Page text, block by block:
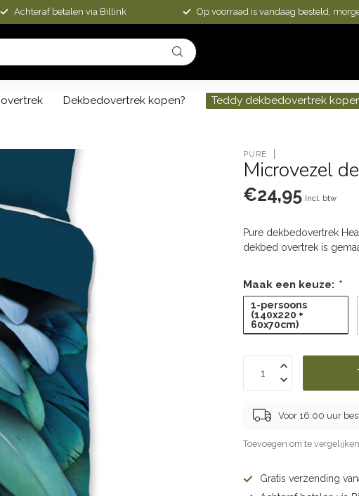
Achteraf betalen via Billink Op voorraad is vandaag besteld,
Dekbedovertrek kopen? Teddy dekbedovertrek
PURE
Microvezel
€24,95 Incl. btw
Pure dekbedovertrek
dekbed overtrek is
Maak een keuze: *
1-persoons
(140x220 +
60x70cm)
Voor 16:00 uur
Toevoegen om te vergelijken
Gratis verzending